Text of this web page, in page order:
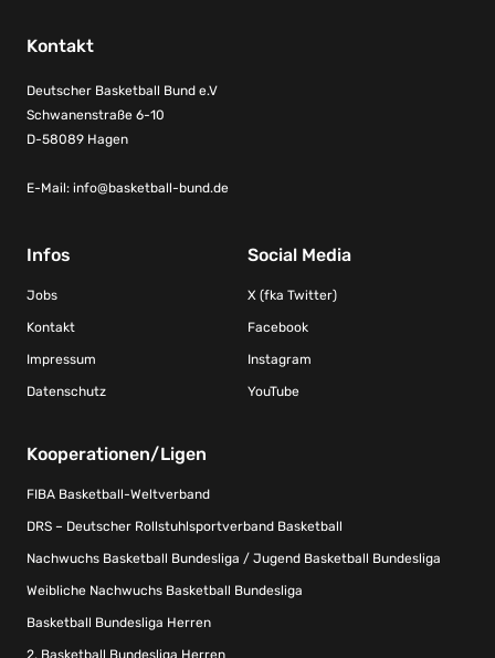
Kontakt
Deutscher Basketball Bund e.V
Schwanenstraße 6-10
D-58089 Hagen
E-Mail: info@basketball-bund.de
Infos
Jobs
Kontakt
Impressum
Datenschutz
Social Media
X (fka Twitter)
Facebook
Instagram
YouTube
Kooperationen/Ligen
FIBA Basketball-Weltverband
DRS – Deutscher Rollstuhlsportverband Basketball
Nachwuchs Basketball Bundesliga / Jugend Basketball Bundesliga
Weibliche Nachwuchs Basketball Bundesliga
Basketball Bundesliga Herren
2. Basketball Bundesliga Herren